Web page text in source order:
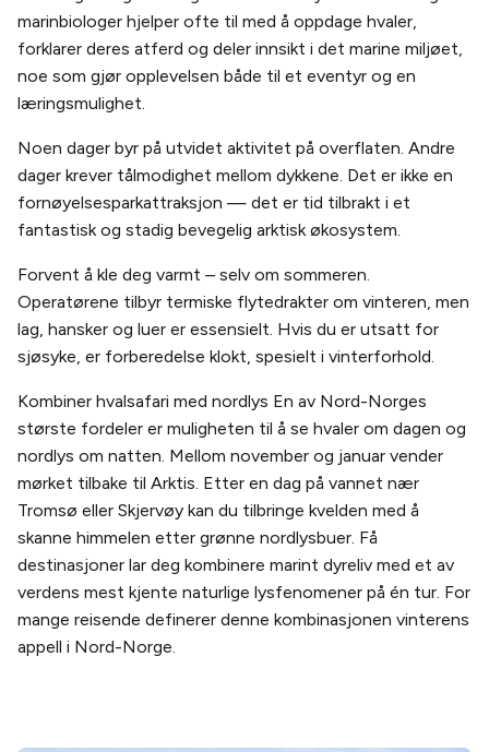
marinbiologer hjelper ofte til med å oppdage hvaler,
forklarer deres atferd og deler innsikt i det marine miljøet,
noe som gjør opplevelsen både til et eventyr og en
læringsmulighet.
Noen dager byr på utvidet aktivitet på overflaten. Andre
dager krever tålmodighet mellom dykkene. Det er ikke en
fornøyelsesparkattraksjon — det er tid tilbrakt i et
fantastisk og stadig bevegelig arktisk økosystem.
Forvent å kle deg varmt – selv om sommeren.
Operatørene tilbyr termiske flytedrakter om vinteren, men
lag, hansker og luer er essensielt. Hvis du er utsatt for
sjøsyke, er forberedelse klokt, spesielt i vinterforhold.
Kombiner hvalsafari med nordlys En av Nord-Norges
største fordeler er muligheten til å se hvaler om dagen og
nordlys om natten. Mellom november og januar vender
mørket tilbake til Arktis. Etter en dag på vannet nær
Tromsø eller Skjervøy kan du tilbringe kvelden med å
skanne himmelen etter grønne nordlysbuer. Få
destinasjoner lar deg kombinere marint dyreliv med et av
verdens mest kjente naturlige lysfenomener på én tur. For
mange reisende definerer denne kombinasjonen vinterens
appell i Nord-Norge.